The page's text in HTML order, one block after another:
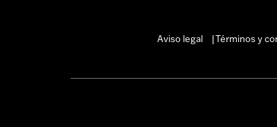
Aviso legal
Términos y